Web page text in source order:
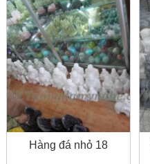
Hàng đá nhỏ 18